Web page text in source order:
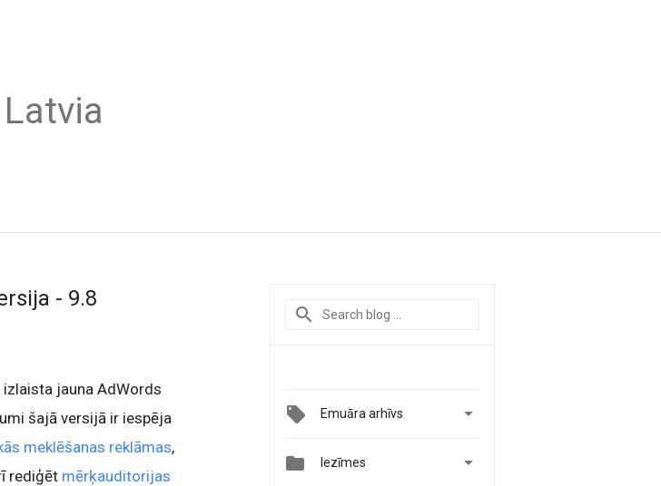
- 9.8
jauna AdWords
šajā versijā ir iespēja
meklēšanas reklāmas,
rediģēt mērķauditorijas
Emuāra arhīvs 
 Iezīmes 